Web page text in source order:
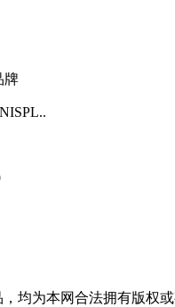
牌
均为本网合法拥有版权